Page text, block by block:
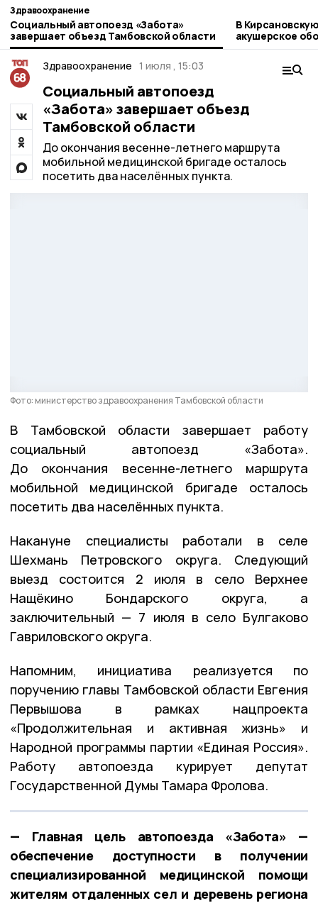
Здравоохранение
Социальный автопоезд «Забота»
завершает объезд Тамбовской области
В
акушерское
Здравоохранение 1 июля , 15:03
Социальный автопоезд
«Забота» завершает объезд
Тамбовской области
До окончания весенне-летнего маршрута
мобильной медицинской бригаде осталось
посетить два населённых пункта.
Фото: министерство здравоохранения Тамбовской области
В Тамбовской области завершает работу
социальный автопоезд «Забота».
До окончания весенне-летнего маршрута
мобильной медицинской бригаде осталось
посетить два населённых пункта.
Накануне специалисты работали в селе
Шехмань Петровского округа. Следующий
выезд состоится 2 июля в село Верхнее
Нащёкино Бондарского округа, а
заключительный — 7 июля в село Булгаково
Гавриловского округа.
Напомним, инициатива реализуется по
поручению главы Тамбовской области Евгения
Первышова в рамках нацпроекта
«Продолжительная и активная жизнь» и
Народной программы партии «Единая Россия».
Работу автопоезда курирует депутат
Государственной Думы Тамара Фролова.
— Главная цель автопоезда «Забота» —
обеспечение доступности в получении
специализированной медицинской помощи
жителям отдаленных сел и деревень региона